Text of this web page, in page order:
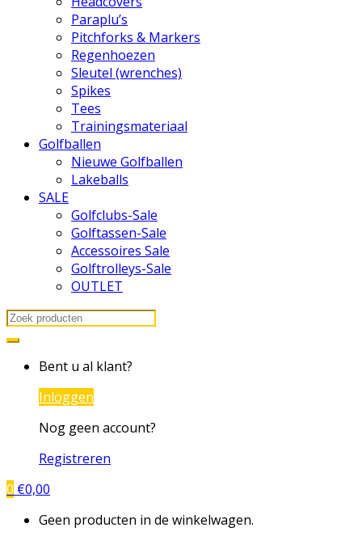
Paraplu’s
Pitchforks & Markers
Regenhoezen
Sleutel (wrenches)
Spikes
Tees
Trainingsmateriaal
Golfballen
Nieuwe Golfballen
Lakeballs
SALE
Golfclubs-Sale
Golftassen-Sale
Accessoires Sale
Golftrolleys-Sale
OUTLET
Search
for:
Bent u al klant?
Inloggen
Nog geen account?
Registreren
0 €0,00
Geen producten in de winkelwagen.